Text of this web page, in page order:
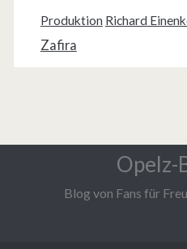
Produktion Richard
Zafira
Opelz-
Blog von Fans für